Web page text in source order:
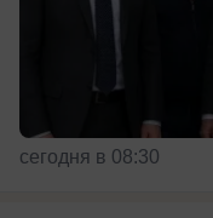
сегодня в 08:30